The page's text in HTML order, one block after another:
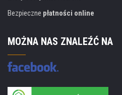
Bezpieczne płatności online
MOŻNA NAS ZNALEŹĆ NA